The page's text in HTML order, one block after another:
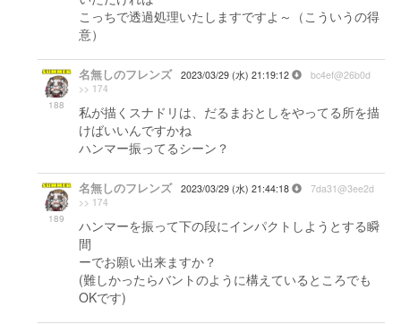
こっちで透過処理いたしますですよ～（こういうの得
意）
188
名無しのフレンズ 2023/03/29 (水) 21:19:12 bc4ef@26b0d
>> 174
私が描くスナドリは、だるまおとしをやってる所を描
けばいいんですかね
ハンマー振ってるシーン？
189
名無しのフレンズ 2023/03/29 (水) 21:44:18 7da31@3ee2d
>> 174
ハンマーを振って下の段にインパクトしようとする瞬
間
ーでお願い出来ますか？
(難しかったらバントのように構えているところでも
OKです)